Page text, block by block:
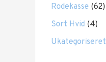
Rodekasse (62)
Sort Hvid (4)
Ukategoriseret